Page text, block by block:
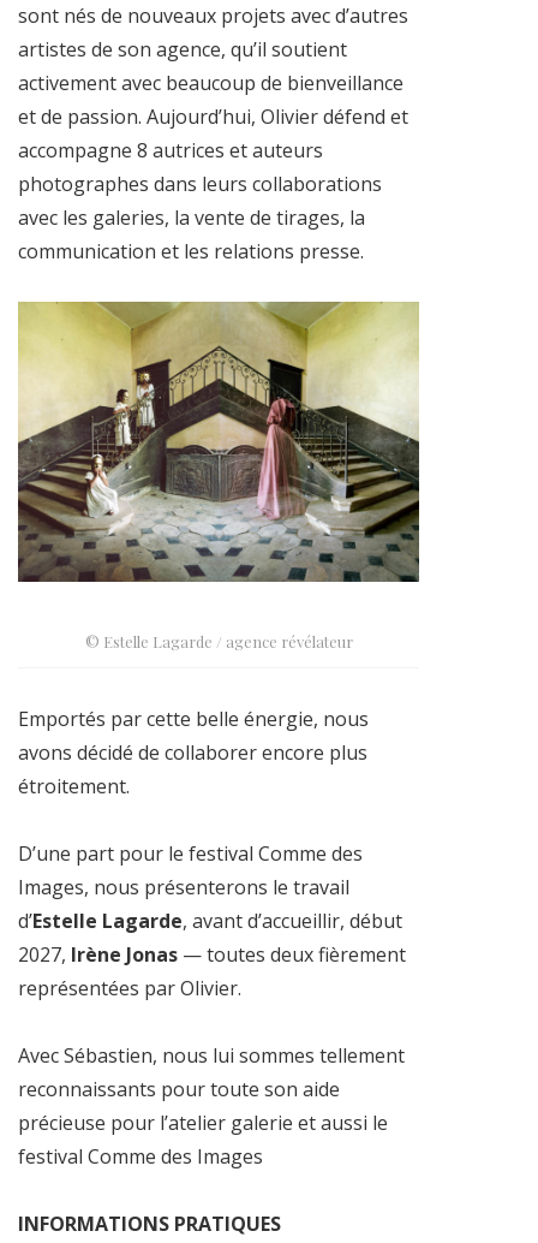
sont nés de nouveaux projets avec d’autres
artistes de son agence, qu’il soutient
activement avec beaucoup de bienveillance
et de passion. Aujourd’hui, Olivier défend et
accompagne 8 autrices et auteurs
photographes dans leurs collaborations
avec les galeries, la vente de tirages, la
communication et les relations presse.
© Estelle Lagarde / agence révélateur
Emportés par cette belle énergie, nous
avons décidé de collaborer encore plus
étroitement.
D’une part pour le festival Comme des
Images, nous présenterons le travail
d’Estelle Lagarde, avant d’accueillir, début
2027, Irène Jonas — toutes deux fièrement
représentées par Olivier.
Avec Sébastien, nous lui sommes tellement
reconnaissants pour toute son aide
précieuse pour l’atelier galerie et aussi le
festival Comme des Images
INFORMATIONS PRATIQUES